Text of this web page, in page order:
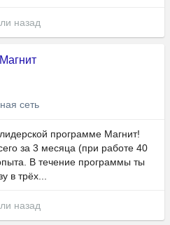
назад
сеть
программе Магнит!
за 3 месяца (при работе 40
В течение программы ты
в трёх...
назад